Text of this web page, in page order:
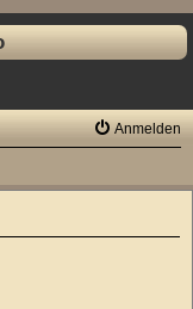
Anmelden